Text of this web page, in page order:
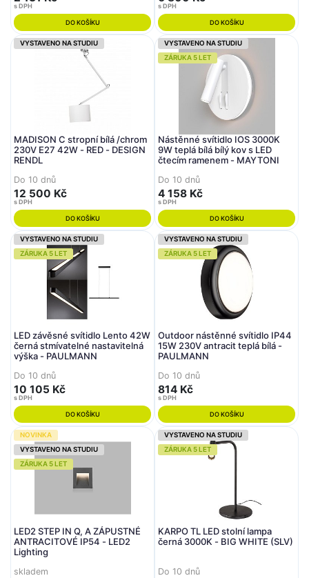
s DPH
DO KOŠÍKU
s DPH
DO KOŠÍKU
VYSTAVENO NA STUDIU
MADISON C stropní bílá /chrom
230V E27 42W - RED - DESIGN
RENDL
Do 10 dnů
12 500 Kč
s DPH
DO KOŠÍKU
VYSTAVENO NA STUDIU
ZÁRUKA 5 LET
Nástěnné svítidlo IOS 3000K
9W teplá bílá bílý kov s LED
čtecím ramenem - MAYTONI
Do 10 dnů
4 158 Kč
s DPH
DO KOŠÍKU
VYSTAVENO NA STUDIU
ZÁRUKA 5 LET
LED závěsné svítidlo Lento 42W
černá stmívatelné nastavitelná
výška - PAULMANN
Do 10 dnů
10 105 Kč
s DPH
DO KOŠÍKU
VYSTAVENO NA STUDIU
ZÁRUKA 5 LET
Outdoor nástěnné svítidlo IP44
15W 230V antracit teplá bílá -
PAULMANN
Do 10 dnů
814 Kč
s DPH
DO KOŠÍKU
NOVINKA
VYSTAVENO NA STUDIU
ZÁRUKA 5 LET
LED2 STEP IN Q, A ZÁPUSTNÉ
ANTRACITOVÉ IP54 - LED2
Lighting
skladem
VYSTAVENO NA STUDIU
ZÁRUKA 5 LET
KARPO TL LED stolní lampa
černá 3000K - BIG WHITE (SLV)
Do 10 dnů